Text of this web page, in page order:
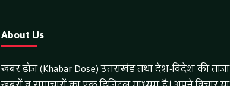
About Us
खबर डोज (Khabar Dose) उत्तराखंड तथा देश-विदेश की ताजा